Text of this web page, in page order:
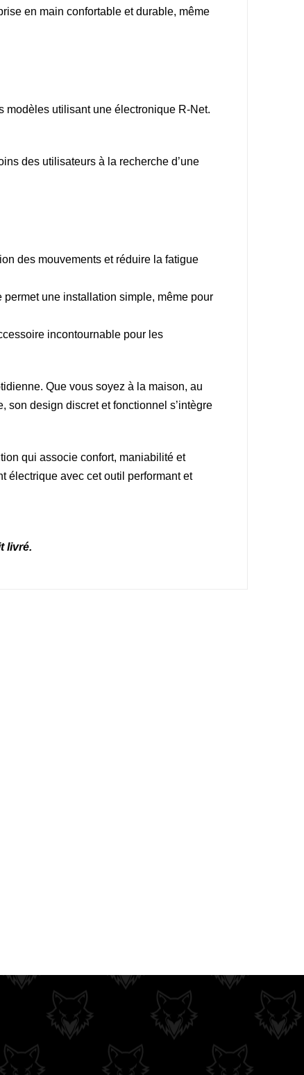
en main confortable et durable, même
modèles utilisant une électronique R-Net.
des utilisateurs à la recherche d’une
des mouvements et réduire la fatigue
une installation simple, même pour
incontournable pour les
Que vous soyez à la maison, au
son design discret et fonctionnel s’intègre
qui associe confort, maniabilité et
électrique avec cet outil performant et
livré.